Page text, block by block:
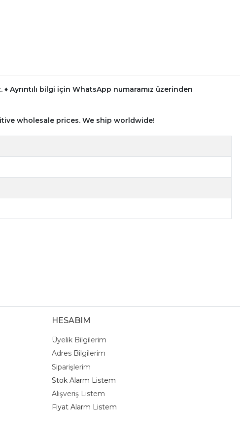
♦ Ayrıntılı bilgi için WhatsApp numaramız üzerinden
wholesale prices. We ship worldwide!
HESABIM
Üyelik Bilgilerim
Adres Bilgilerim
Siparişlerim
Stok Alarm Listem
Alışveriş Listem
Fiyat Alarm Listem